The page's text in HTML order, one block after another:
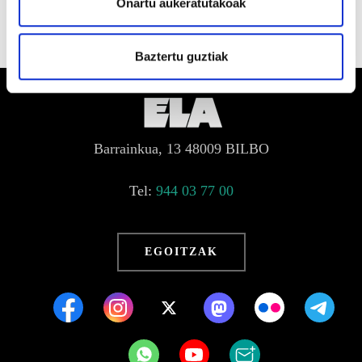
Onartu aukeratutakoak
Baztertu guztiak
Barrainkua, 13 48009 BILBO
Tel: 944 03 77 00
EGOITZAK